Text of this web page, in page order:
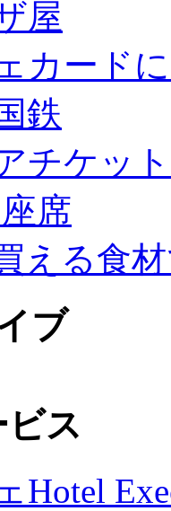
屋
カード
鉄
チケッ
席
える食
ブ
ス
Hotel